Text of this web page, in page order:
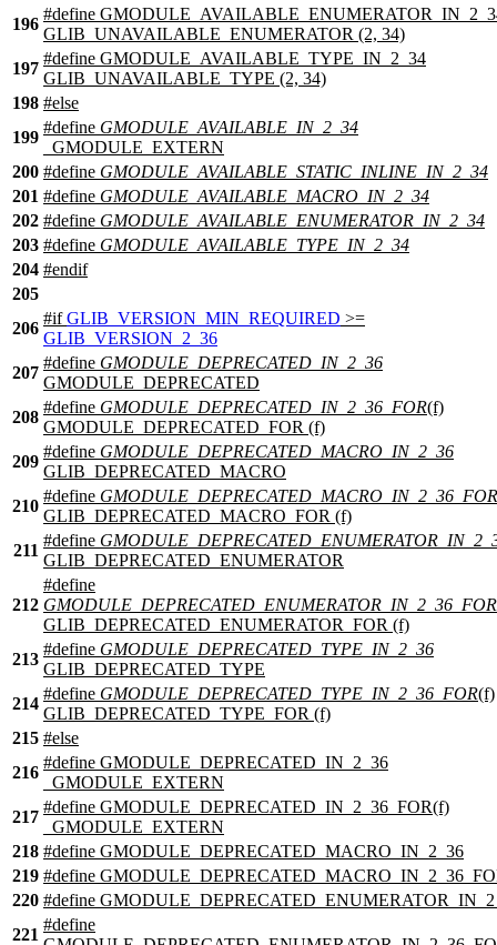
196
#define
GLIB_UNAVAILABLE_ENUMERATOR (2, 34)
197
#define GMODULE_AVAILABLE_TYPE_IN_2_34
GLIB_UNAVAILABLE_TYPE (2, 34)
198 #else
199
#define GMODULE_AVAILABLE_IN_2_34
_GMODULE_EXTERN
200 #define GMODULE_AVAILABLE_STATIC_INLINE_IN_2_34
201 #define GMODULE_AVAILABLE_MACRO_IN_2_34
202 #define GMODULE_AVAILABLE_ENUMERATOR_IN_2_34
203 #define GMODULE_AVAILABLE_TYPE_IN_2_34
204 #endif
205
206
#if GLIB_VERSION_MIN_REQUIRED >=
GLIB_VERSION_2_36
207
#define GMODULE_DEPRECATED_IN_2_36
GMODULE_DEPRECATED
208
#define GMODULE_DEPRECATED_IN_2_36_FOR(f)
GMODULE_DEPRECATED_FOR (f)
209
#define GMODULE_DEPRECATED_MACRO_IN_2_36
GLIB_DEPRECATED_MACRO
210
#define GMODULE_DEPRECATED_MACRO_IN_2_36_FOR
GLIB_DEPRECATED_MACRO_FOR (f)
211
#define
GLIB_DEPRECATED_ENUMERATOR
212
#define
GMODULE_DEPRECATED_ENUMERATOR_IN_2_36_FOR
GLIB_DEPRECATED_ENUMERATOR_FOR (f)
213
#define GMODULE_DEPRECATED_TYPE_IN_2_36
GLIB_DEPRECATED_TYPE
214
#define GMODULE_DEPRECATED_TYPE_IN_2_36_FOR(f)
GLIB_DEPRECATED_TYPE_FOR (f)
215 #else
216
#define GMODULE_DEPRECATED_IN_2_36
_GMODULE_EXTERN
217
#define GMODULE_DEPRECATED_IN_2_36_FOR(f)
_GMODULE_EXTERN
218 #define GMODULE_DEPRECATED_MACRO_IN_2_36
219 #define
220 #define
221
#define